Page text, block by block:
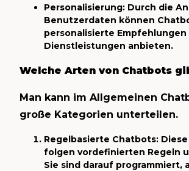
Personalisierung: Durch die
Benutzerdaten können
personalisierte Empfehlungen
Dienstleistungen anbieten.
Welche Arten von Chatbots
Man kann im Allgemeinen
große Kategorien unterteilen.
Regelbasierte Chatbots:
folgen vordefinierten Regeln
Sie sind darauf programmiert,